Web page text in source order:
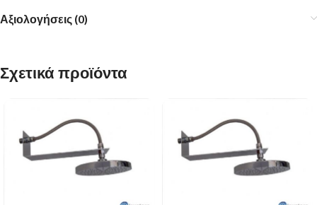
Αξιολογήσεις (0)
Σχετικά προϊόντα